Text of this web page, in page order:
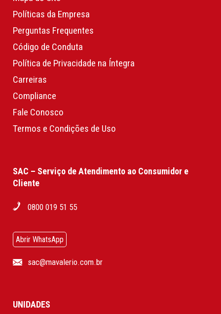
Políticas da Empresa
Perguntas Frequentes
Código de Conduta
Política de Privacidade na Íntegra
Carreiras
Compliance
Fale Conosco
Termos e Condições de Uso
SAC – Serviço de Atendimento ao Consumidor e
Cliente
0800 019 51 55
Abrir WhatsApp
sac@mavalerio.com.br
UNIDADES